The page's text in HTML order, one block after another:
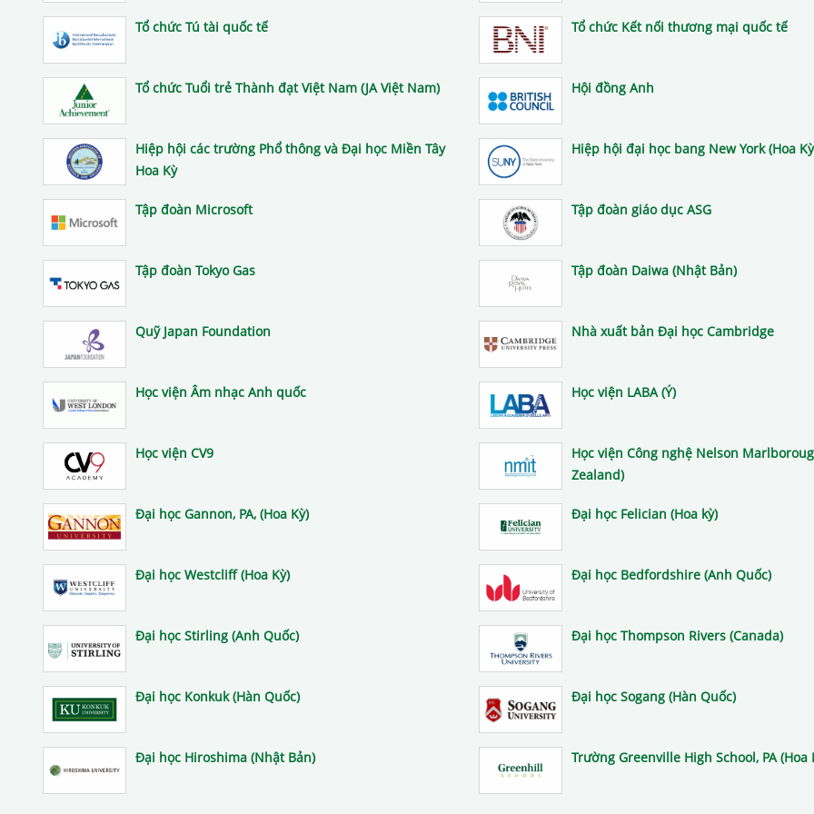
Tổ chức Tú tài quốc tế Tổ chức Kết nối thương mại quốc tế
Tổ chức Tuổi trẻ Thành đạt Việt Nam (JA Việt Nam) Hội đồng Anh
Hiệp hội các trường Phổ thông và Đại học Miền Tây
Hoa Kỳ
Hiệp hội đại học bang New York (Hoa
Tập đoàn Microsoft Tập đoàn giáo dục ASG
Tập đoàn Tokyo Gas Tập đoàn Daiwa (Nhật Bản)
Quỹ Japan Foundation Nhà xuất bản Đại học Cambridge
Học viện Âm nhạc Anh quốc Học viện LABA (Ý)
Học viện CV9
Học viện Công nghệ Nelson
Zealand)
Đại học Gannon, PA, (Hoa Kỳ) Đại học Felician (Hoa kỳ)
Đại học Westcliff (Hoa Kỳ) Đại học Bedfordshire (Anh Quốc)
Đại học Stirling (Anh Quốc) Đại học Thompson Rivers (Canada)
Đại học Konkuk (Hàn Quốc) Đại học Sogang (Hàn Quốc)
Đại học Hiroshima (Nhật Bản) Trường Greenville High School, PA (Hoa